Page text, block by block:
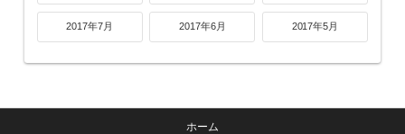
2017年7月 2017年6月 2017年5月
ホーム